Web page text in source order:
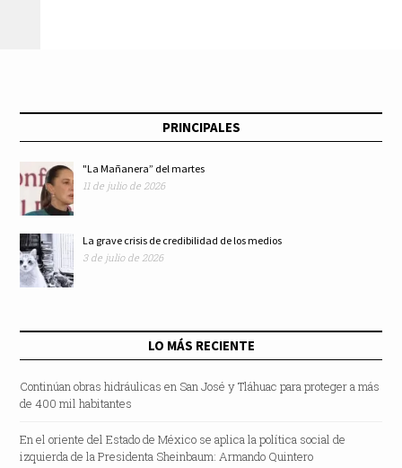
PRINCIPALES
"La Mañanera” del martes
11 de julio de 2026
La grave crisis de credibilidad de los medios
3 de julio de 2026
LO MÁS RECIENTE
Continúan obras hidráulicas en San José y Tláhuac para proteger a más
de 400 mil habitantes
En el oriente del Estado de México se aplica la política social de
izquierda de la Presidenta Sheinbaum: Armando Quintero